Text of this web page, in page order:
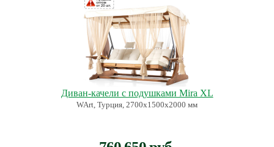
Диван-качели с подушками Mira XL
WArt, Турция, 2700х1500х2000 мм